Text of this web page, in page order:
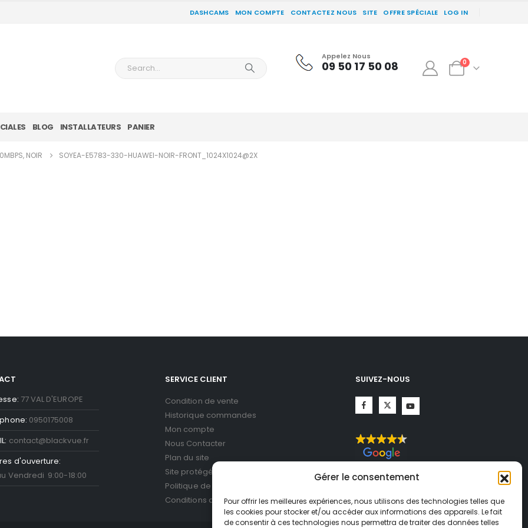
Gérer le consentement
Pour offrir les meilleures expériences, nous utilisons des technologies telles que
les cookies pour stocker et/ou accéder aux informations des appareils. Le fait
de consentir à ces technologies nous permettra de traiter des données telles
DASHCAMS MON COMPTE CONTACTEZ NOUS SITE OFFRE SPÉCIALE LOG IN
Appelez Nous
09 50 17 50 08 0
BLOG INSTALLATEURS PANIER
NOIR SOYEA-E5783-330-HUAWEI-NOIR-FRONT_1024X1024@2X
77 VAL D'EUROPE
0950175008
contact@blackvue.fr
d'ouverture:
Vendredi 9:00-18:00
SERVICE CLIENT
Condition de vente
Historique commandes
Mon compte
Nous Contacter
Plan du site
Site protégé par reCAPTCHA.
Politique de confidentialité
Conditions d'utilisationGoogle
SUIVEZ-NOUS